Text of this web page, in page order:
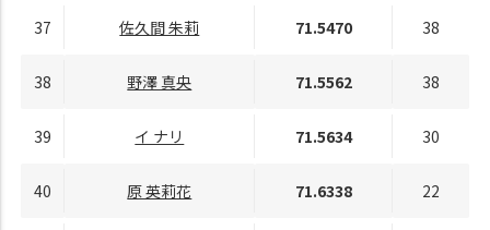
37 佐久間 朱莉 71.5470 38
38 野澤 真央 71.5562 38
39 イ ナリ 71.5634 30
40 原 英莉花 71.6338 22